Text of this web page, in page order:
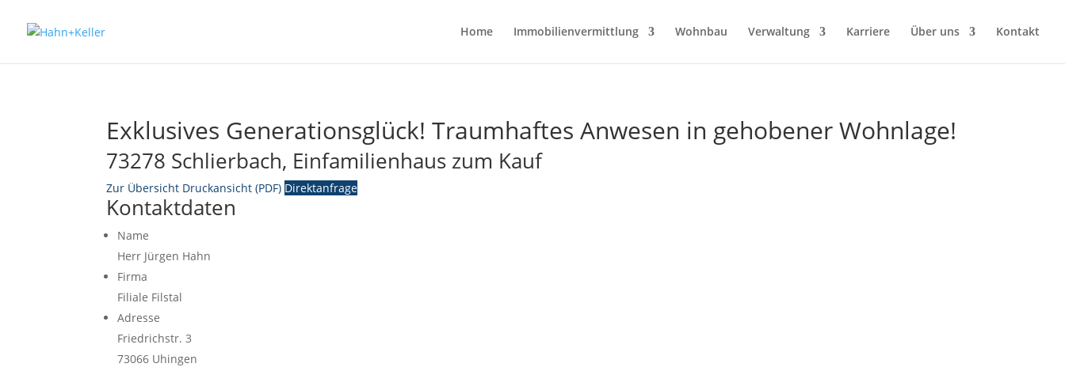
Home Immobilienvermittlung Wohnbau Verwaltung Karriere Über uns Kontakt
Exklusives Generationsglück! Traumhaftes Anwesen in gehobener Wohnlage!
73278 Schlierbach, Einfamilienhaus zum Kauf
Zur Übersicht Druckansicht (PDF) Direktanfrage
Kontaktdaten
Name
Herr Jürgen Hahn
Firma
Filiale Filstal
Adresse
Friedrichstr. 3
73066 Uhingen